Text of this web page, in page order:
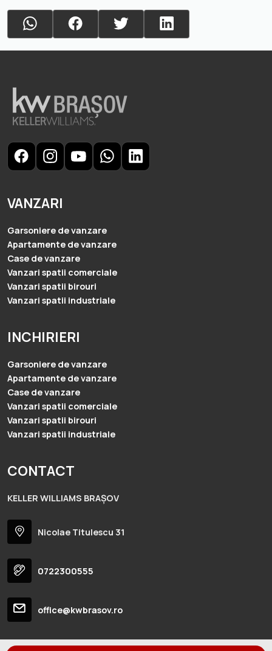
VANZARI
Garsoniere de vanzare
Apartamente de vanzare
Case de vanzare
Vanzari spatii comerciale
Vanzari spatii birouri
Vanzari spatii industriale
INCHIRIERI
Garsoniere de vanzare
Apartamente de vanzare
Case de vanzare
Vanzari spatii comerciale
Vanzari spatii birouri
Vanzari spatii industriale
CONTACT
KELLER WILLIAMS BRAȘOV
Nicolae Titulescu 31
0722300555
office@kwbrasov.ro